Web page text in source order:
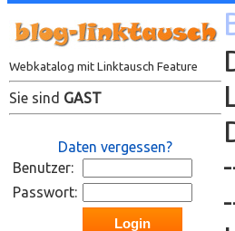
Webkatalog mit Linktausch Feature
Sie sind GAST
Daten vergessen?
Benutzer:
Passwort: